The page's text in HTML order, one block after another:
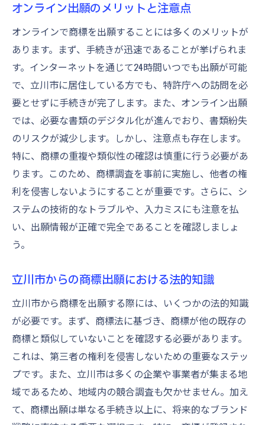
オンライン出願のメリットと注意点
オンラインで商標を出願することには多くのメリットが
あります。まず、手続きが迅速であることが挙げられま
す。インターネットを通じて24時間いつでも出願が可能
で、立川市に居住している方でも、特許庁への訪問を必
要とせずに手続きが完了します。また、オンライン出願
では、必要な書類のデジタル化が進んでおり、書類紛失
のリスクが減少します。しかし、注意点も存在します。
特に、商標の重複や類似性の確認は慎重に行う必要があ
ります。このため、商標調査を事前に実施し、他者の権
利を侵害しないようにすることが重要です。さらに、シ
ステムの技術的なトラブルや、入力ミスにも注意を払
い、出願情報が正確で完全であることを確認しましょ
う。
立川市からの商標出願における法的知識
立川市から商標を出願する際には、いくつかの法的知識
が必要です。まず、商標法に基づき、商標が他の既存の
商標と類似していないことを確認する必要があります。
これは、第三者の権利を侵害しないための重要なステッ
プです。また、立川市は多くの企業や事業者が集まる地
域であるため、地域内の競合調査も欠かせません。加え
て、商標出願は単なる手続き以上に、将来的なブランド